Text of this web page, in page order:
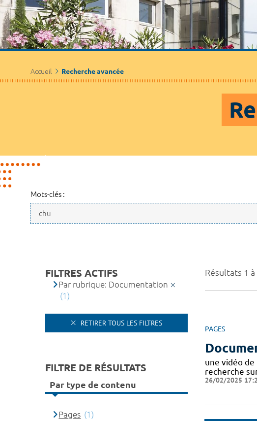
Accueil Recherche avancée
Mots-clés :
Résultats 1
PAGES
une vidéo
recherche
26/02/2025
FILTRES ACTIFS
Par rubrique: Documentation
(1)
RETIRER TOUS LES FILTRES
FILTRE DE RÉSULTATS
Par type de contenu
Pages (1)